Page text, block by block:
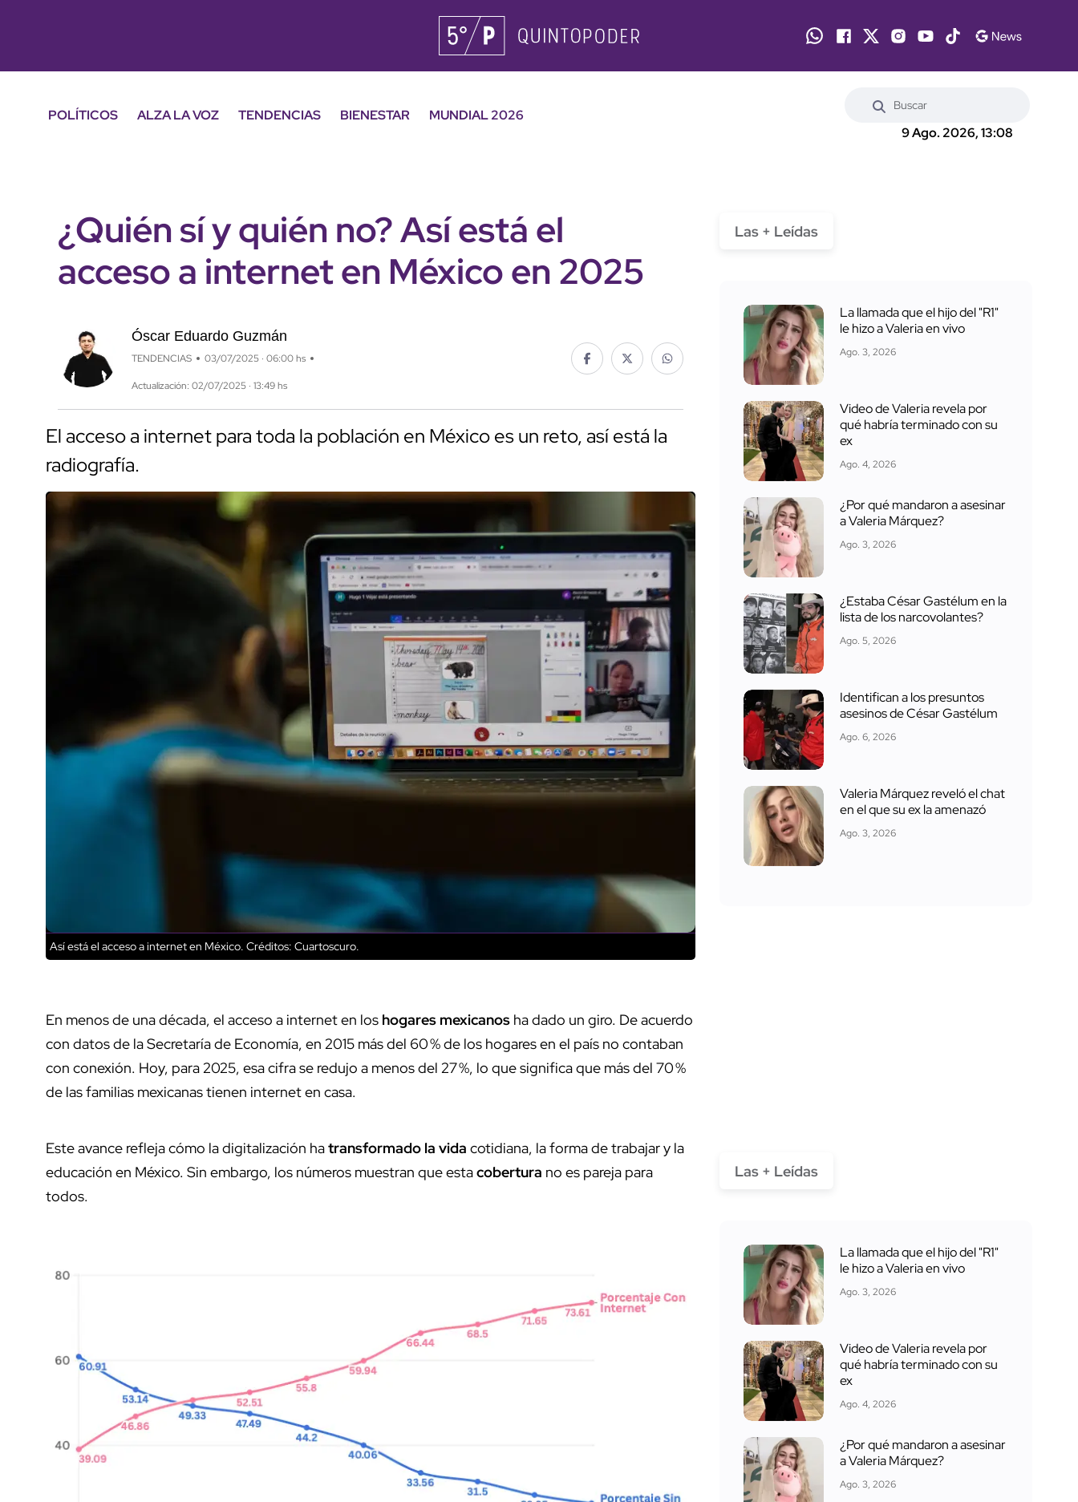
POLÍTICOS ALZA LA VOZ TENDENCIAS BIENESTAR
MUNDIAL 2026
9 Ago. 2026, 13:08
¿Quién sí y quién no? Así está el
acceso a internet en México en 2025
Óscar Eduardo Guzmán
TENDENCIAS 03/07/2025 · 06:00 hs
Actualización: 02/07/2025 · 13:49 hs
El acceso a internet para toda la población en México es un reto, así está la
radiografía.
Así está el acceso a internet en México. Créditos: Cuartoscuro.
En menos de una década, el acceso a internet en los hogares mexicanos ha dado un giro. De acuerdo
con datos de la Secretaría de Economía, en 2015 más del 60 % de los hogares en el país no contaban
con conexión. Hoy, para 2025, esa cifra se redujo a menos del 27 %, lo que significa que más del 70 %
de las familias mexicanas tienen internet en casa.
Este avance refleja cómo la digitalización hatransformado la vida cotidiana, la forma de trabajar y la
educación en México. Sin embargo, los números muestran que estacobertura no es pareja para
todos.
Las + Leídas
La llamada que el hijo del "R1"
le hizo a Valeria en vivo
Ago. 3, 2026
Video de Valeria revela por
qué habría terminado con su
ex
Ago. 4, 2026
¿Por qué mandaron a asesinar
a Valeria Márquez?
Ago. 3, 2026
¿Estaba César Gastélum en la
lista de los narcovolantes?
Ago. 5, 2026
Identifican a los presuntos
asesinos de César Gastélum
Ago. 6, 2026
Valeria Márquez reveló el chat
en el que su ex la amenazó
Ago. 3, 2026
Las + Leídas
La llamada que el hijo del "R1"
le hizo a Valeria en vivo
Ago. 3, 2026
Video de Valeria revela por
qué habría terminado con su
ex
Ago. 4, 2026
¿Por qué mandaron a asesinar
a Valeria Márquez?
Ago. 3, 2026